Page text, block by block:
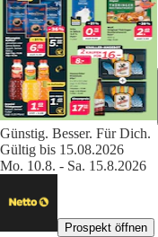
Günstig. Besser. Für Dich.
Gültig bis 15.08.2026
Mo. 10.8. - Sa. 15.8.2026
Prospekt öffnen